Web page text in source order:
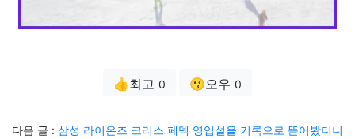
👍최고 0 😗오우 0
다음 글 : 삼성 라이온즈 크리스 페덱 영입설을 기록으로 뜯어봤더니